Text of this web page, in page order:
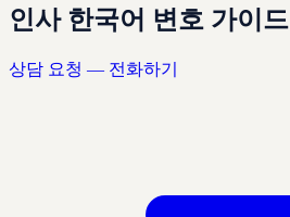
인사 한국어 변호 가이드
상담 요청 — 전화하기